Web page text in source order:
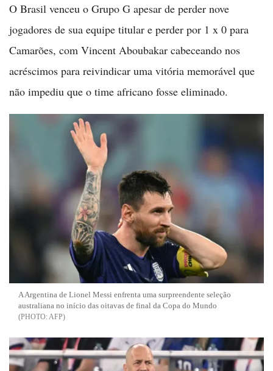
O Brasil venceu o Grupo G apesar de perder nove
jogadores de sua equipe titular e perder por 1 x 0 para
Camarões, com Vincent Aboubakar cabeceando nos
acréscimos para reivindicar uma vitória memorável que
não impediu que o time africano fosse eliminado.
A Argentina de Lionel Messi enfrenta uma surpreendente seleção
australiana no início das oitavas de final da Copa do Mundo
AFP